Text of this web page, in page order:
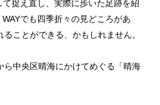
て捉え直し、実際に歩いた足跡を紹
でも四季折々の見どころがあ
ことができる、かもしれません。
ら中央区晴海にかけてめぐる「晴海